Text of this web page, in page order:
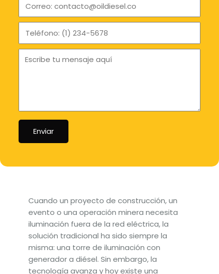
Enviar
Cuando un proyecto de construcción, un
evento o una operación minera necesita
iluminación fuera de la red eléctrica, la
solución tradicional ha sido siempre la
misma: una torre de iluminación con
generador a diésel. Sin embargo, la
tecnología avanza y hoy existe una